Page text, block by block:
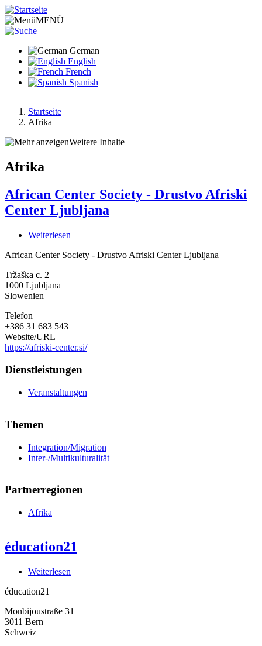
Direkt
zum
Inhalt
MENÜ
German
English
French
Spanish
Pfadnavigation
Startseite
Afrika
Weitere Inhalte
Afrika
African Center Society - Drustvo Afriski
Center Ljubljana
Weiterlesen
Center
African Center Society - Drustvo Afriski Center Ljubljana
Tržaška c. 2
1000 Ljubljana
Slowenien
Telefon
+386 31 683 543
Website/URL
https://afriski-center.si/
Dienstleistungen
Veranstaltungen
Themen
Integration/Migration
Inter-/Multikulturalität
Partnerregionen
Afrika
éducation21
Weiterlesen
éducation21
Monbijoustraße 31
3011 Bern
Schweiz